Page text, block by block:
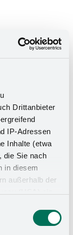
Drittanbieter
IP-Adressen
Inhalte (etwa
die Sie nach
in diesem
außerhalb der
zugreifen,